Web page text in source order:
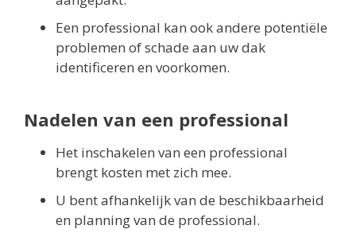
Een professional kan ook andere potentiële
problemen of schade aan uw dak
identificeren en voorkomen.
Nadelen van een professional
Het inschakelen van een professional
brengt kosten met zich mee.
U bent afhankelijk van de beschikbaarheid
en planning van de professional.